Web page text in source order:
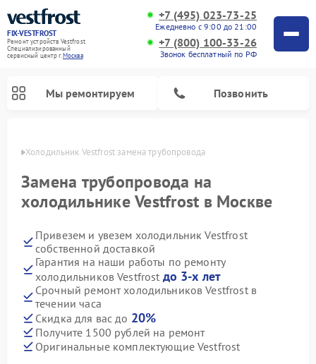
FIX-VESTFROST
Ремонт устройств Vestfrost
Специализированный
cервисный центр г.Москва
+7 (495) 023-73-25
Ежедневно с 9:00 до 21:00
+7 (800) 100-33-26
Звонок бесплатный по РФ
Мы ремонтируем Позвонить
Холодильник Vestfrost замена трубопровода
Замена трубопровода на
холодильнике Vestfrost в Москве
Привезем и увезем холодильник Vestfrost
собственной доставкой
Гарантия на наши работы по ремонту
холодильников Vestfrost до 3-х лет
Срочный ремонт холодильников Vestfrost в
течении часа
Скидка для вас до 20%
Получите 1500 рублей на ремонт
Оригинальные комплектующие Vestfrost